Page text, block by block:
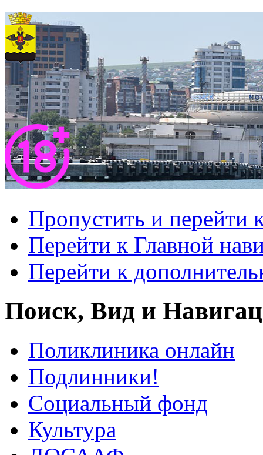
Пропустить и перейти
Перейти к Главной
Перейти к
Поиск, Вид и
Поликлиника онлайн
Подлинники!
Социальный фонд
Культура